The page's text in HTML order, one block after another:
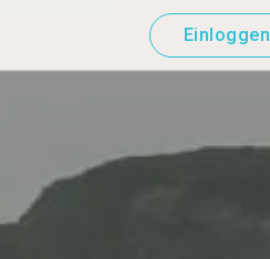
Einloggen